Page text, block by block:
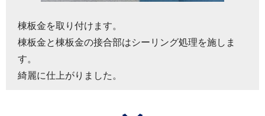
棟板金を取り付けます。
棟板金と棟板金の接合部はシーリング処理を施しま
す。
綺麗に仕上がりました。